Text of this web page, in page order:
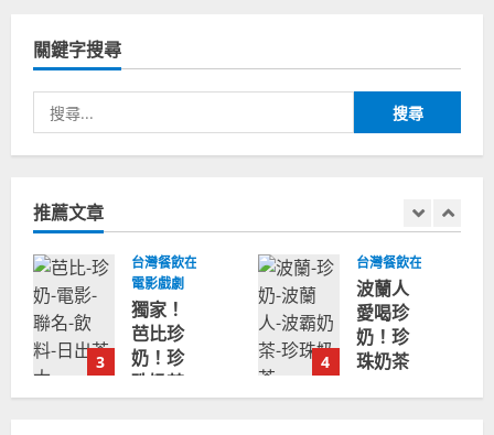
關鍵字搜尋
尋
關
字:
推薦文章
3
台灣餐飲在全球
電影戲劇
獨家！
芭比珍
奶！珍
珠奶茶
飲料
4
台灣餐飲在全球
波蘭人
愛喝珍
奶！珍
珠奶茶